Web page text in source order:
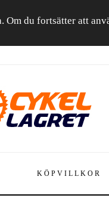
du fortsätter att
KÖPVILLKOR